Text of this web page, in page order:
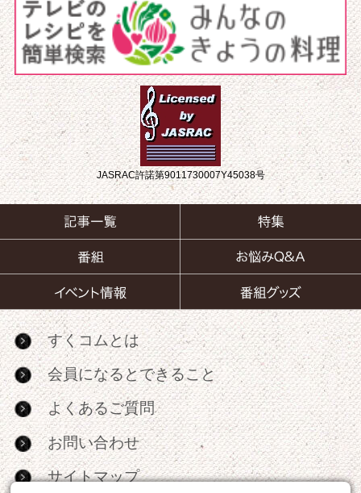
JASRAC許諾第9011730007Y45038号
すくコムとは
会員になるとできること
よくあるご質問
お問い合わせ
サイトマップ